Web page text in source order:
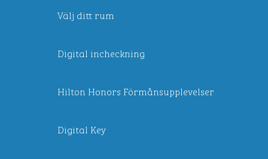
Välj ditt rum
Digital incheckning
Hilton Honors Förmånsupplevelser
Digital Key